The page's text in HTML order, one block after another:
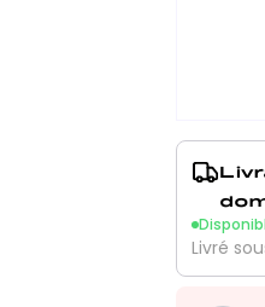
Livré